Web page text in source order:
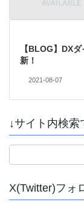
【BLOG】DX
新！
2021-08-07
↓サイト内検索
X(Twitter)フォ